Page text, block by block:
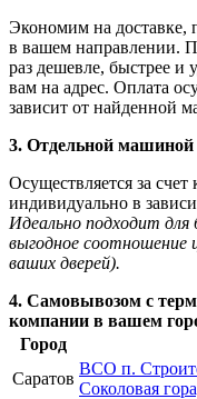
Экономим на
в вашем направлении.
раз дешевле, быстрее и
вам на адрес. Оплата
зависит от найденной
3. Отдельной машиной
Осуществляется за счет
индивидуально в
Идеально подходит
выгодное соотношение
ваших дверей).
4. Самовывозом с
компании в вашем
Город
Саратов
ВСО п.
Соколовая